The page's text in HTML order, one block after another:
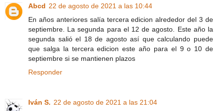
Abcd 22 de agosto de 2021 a las 10:44
En años anteriores salía tercera edicion alrededor del 3 de
septiembre. La segunda para el 12 de agosto. Este año la
segunda salió el 18 de agosto así que calculando puede
que salga la tercera edicion este año para el 9 o 10 de
septiembre si se mantienen plazos
Responder
Iván S. 22 de agosto de 2021 a las 21:04